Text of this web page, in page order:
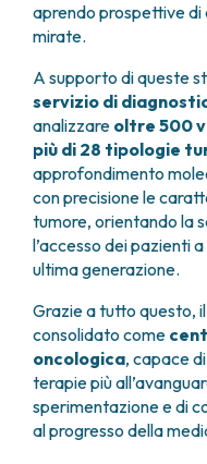
DIETETICA E
GENETICA MEDICA
PSICOLOGIA
TERAPIA DEL
ALTRE
RICERCA CLINICA
RICERCA CLINICA
UNITÀ CLINICA DI
CLINICAL
aprendo prospettive di
mirate.
A supporto di queste
servizio di
analizzare oltre 500
più di 28 tipologie
approfondimento
con precisione le
tumore, orientando la
l’accesso dei pazienti
ultima generazione.
Grazie a tutto questo,
consolidato come
oncologica, capace
terapie più
sperimentazione e di
al progresso della